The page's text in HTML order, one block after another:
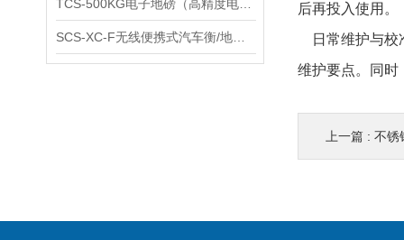
后再投入使用。
日常维护与校
维护要点。同时
上一篇 : 不锈